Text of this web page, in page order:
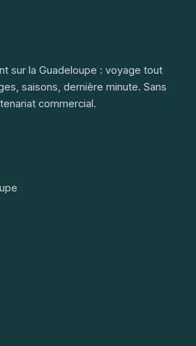
sur la Guadeloupe : voyage tout
saisons, dernière minute. Sans
commercial.